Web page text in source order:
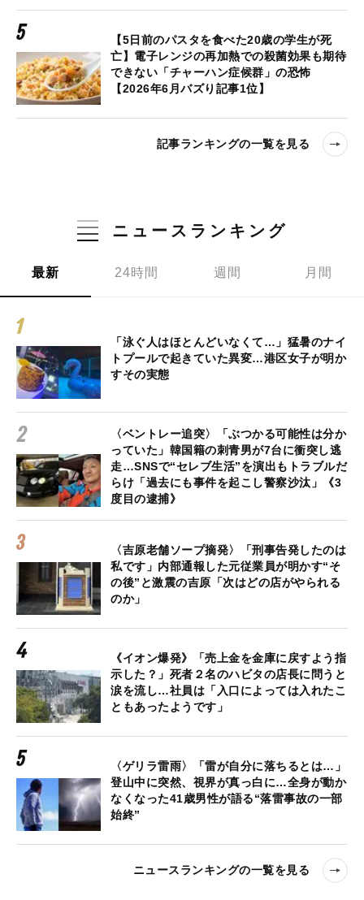
【5日前のパスタを食べた20歳の学生が死
亡】電子レンジの再加熱での殺菌効果も期待
できない「チャーハン症候群」の恐怖
【2026年6月バズり記事1位】
記事ランキングの一覧を見る
ニュースランキング
最新 24時間 週間 月間
「泳ぐ人はほとんどいなくて…」猛暑のナイ
トプールで起きていた異変…港区女子が明か
すその実態
〈ベントレー追突〉「ぶつかる可能性は分か
っていた」韓国籍の刺青男が7台に衝突し逃
走…SNSで“セレブ生活”を演出もトラブルだ
らけ「過去にも事件を起こし警察沙汰」《3
度目の逮捕》
〈吉原老舗ソープ摘発〉「刑事告発したのは
私です」内部通報した元従業員が明かす“そ
の後”と激震の吉原「次はどの店がやられる
のか」
《イオン爆発》「売上金を金庫に戻すよう指
示した？」死者２名のハビタの店長に問うと
涙を流し…社員は「入口によっては入れたこ
ともあったようです」
〈ゲリラ雷雨〉「雷が自分に落ちるとは…」
登山中に突然、視界が真っ白に…全身が動か
なくなった41歳男性が語る“落雷事故の一部
始終”
ニュースランキングの一覧を見る